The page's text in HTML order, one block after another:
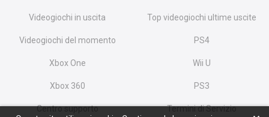
Videogiochi in uscita Top videogiochi ultime uscite
Videogiochi del momento PS4
Xbox One Wii U
Xbox 360 PS3
Centro supporto
Termini di Servizio